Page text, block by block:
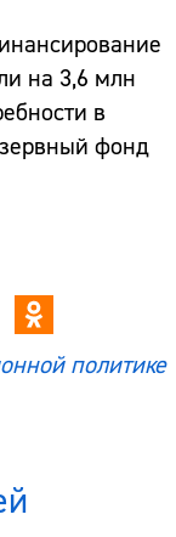
на 3,6 млн
в
фонд
политике